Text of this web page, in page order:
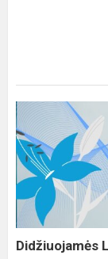
Didžiuojamės
Lietuvos
mokinių
30-
osios
Dailės
olimpiados
nu...
Didžiuojamės